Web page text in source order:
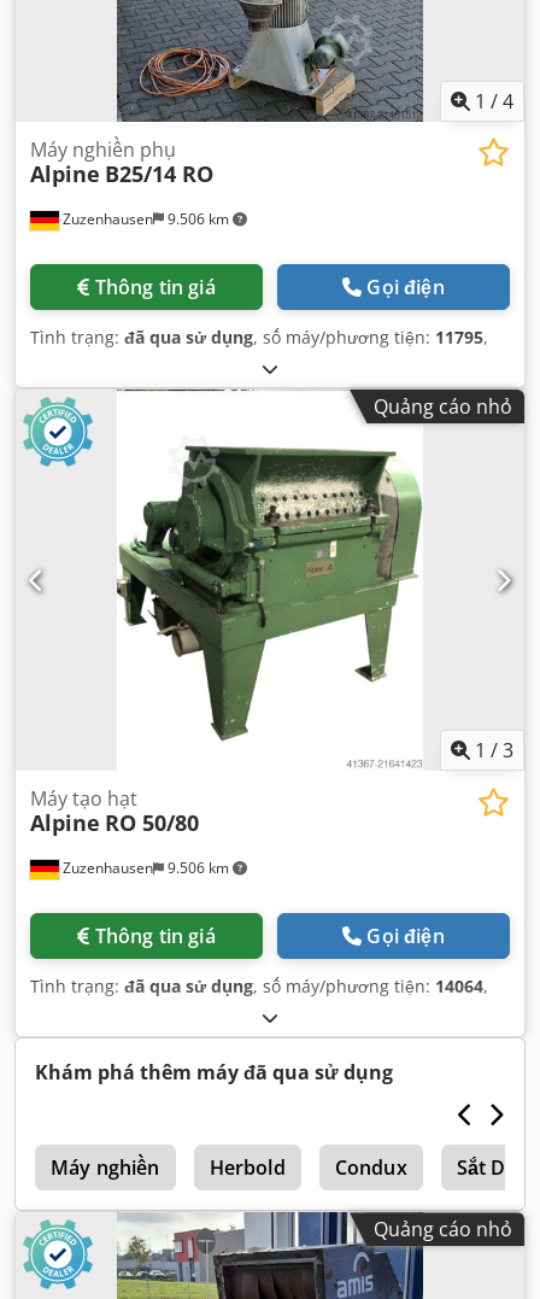
1 /4
Zuzenhausen 9.506 km
Máy nghiền phụ
Alpine B25/14 RO
Thông tin giá Gọi điện
Tình trạng: đã qua sử dụng, số máy/phương tiện: 11795,
Quảng cáo nhỏ
1 /3
Zuzenhausen 9.506 km
Máy tạo hạt
Alpine RO 50/80
Thông tin giá Gọi điện
Tình trạng: đã qua sử dụng, số máy/phương tiện: 14064,
Khám phá thêm máy đã qua sử dụng
Máy nghiền Herbold Condux Sắt
Quảng cáo nhỏ